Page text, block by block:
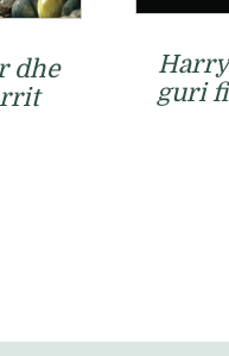
dhe
guri